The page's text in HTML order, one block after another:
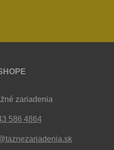
zariadenia
586 4864